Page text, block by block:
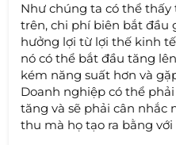
Như chúng ta có thể
trên, chi phí biên bắt đầu
hưởng lợi từ lợi thế kinh
nó có thể bắt đầu tăng
kém năng suất hơn và
Doanh nghiệp có thể
tăng và sẽ phải cân nhắc
thu mà họ tạo ra bằng